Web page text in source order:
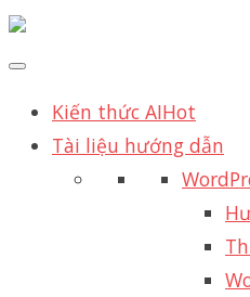
Kiến thức AIHot
Tài liệu hướng dẫn